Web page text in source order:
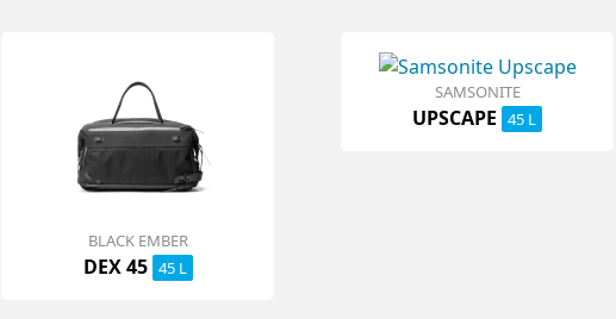
BLACK EMBER
DEX 45 45 L
SAMSONITE
UPSCAPE 45 L